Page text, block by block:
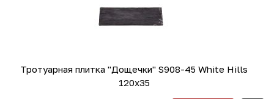
Тротуарная плитка "Дощечки" S908-45 White Hills
120x35